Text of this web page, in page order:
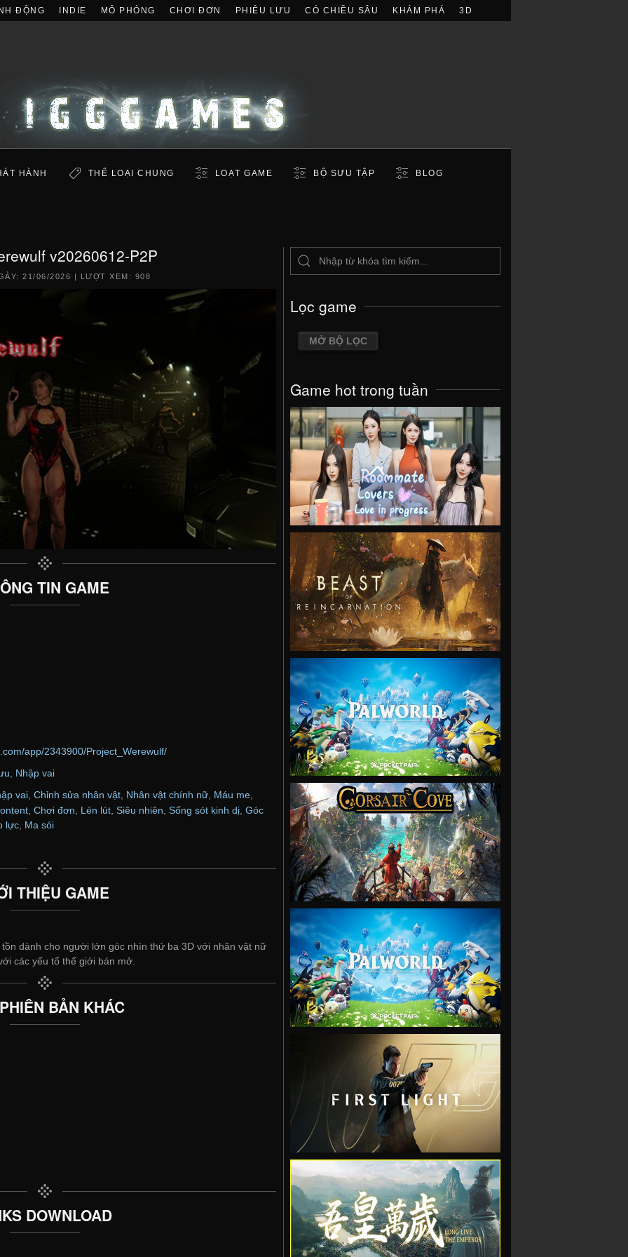
ĐỘNG INDIE MÔ PHỎNG CHƠI ĐƠN PHIÊU LƯU CÓ CHIỀU SÂU KHÁM PHÁ 3D
HÀNH THỂ LOẠI CHUNG LOẠT GAME BỘ SƯU TẬP BLOG
v20260612-P2P
21/06/2026 | LƯỢT XEM: 908
TIN GAME
app/2343900/Project_Werewulf/
Nhập vai
vai, Chỉnh sửa nhân vật, Nhân vật chính nữ, Máu me,
Chơi đơn Lén lút Siêu nhiên Sống sót kinh dị Góc
lực Ma sói
THIỆU GAME
dành cho người lớn góc nhìn thứ ba 3D với nhân vật nữ
các yếu tố thế giới bán mở.
BẢN KHÁC
DOWNLOAD
Lọc game
MỞ BỘ LỌC
Game hot trong tuần
VIEW
VIEW
VIEW
VIEW
VIEW
VIEW
VIEW